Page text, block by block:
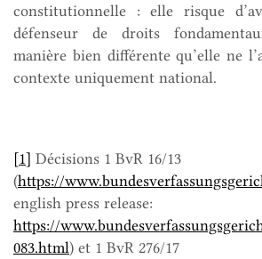
constitutionnelle : elle risque
défenseur de droits
manière bien différente qu’elle ne
contexte uniquement national.
[1] Décisions 1 BvR 16/13
(https://
english press release:
https://
083.html) et 1 BvR 276/17